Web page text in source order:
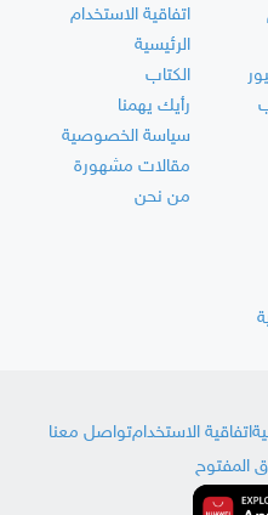
اتفاقية الاستخدام
الرئيسية
الكتاب
رأيك يهمنا
سياسة الخصوصية
مقالات مشهورة
من نحن
اتفاقية الاستخدامتواصل معنا
المفتوح